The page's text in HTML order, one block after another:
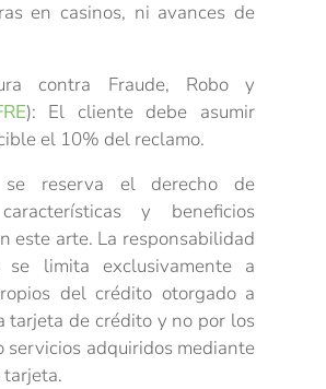
en casinos, ni avances de
contra Fraude, Robo y
): El cliente debe asumir
el 10% del reclamo.
reserva el derecho de
y beneficios
este arte. La responsabilidad
se limita exclusivamente a
del crédito otorgado a
tarjeta de crédito y no por los
servicios adquiridos mediante
tarjeta.